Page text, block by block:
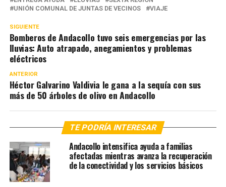
UNIÓN COMUNAL DE JUNTAS DE VECINOS
VIAJE
SIGUIENTE
Bomberos de Andacollo tuvo seis emergencias por las
lluvias: Auto atrapado, anegamientos y problemas
eléctricos
ANTERIOR
Héctor Galvarino Valdivia le gana a la sequía con sus
más de 50 árboles de olivo en Andacollo
TE PODRÍA INTERESAR
Andacollo intensifica ayuda a familias
afectadas mientras avanza la recuperación
de la conectividad y los servicios básicos